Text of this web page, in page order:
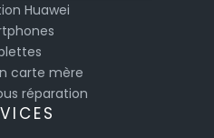
Huawei
carte mère
réparation